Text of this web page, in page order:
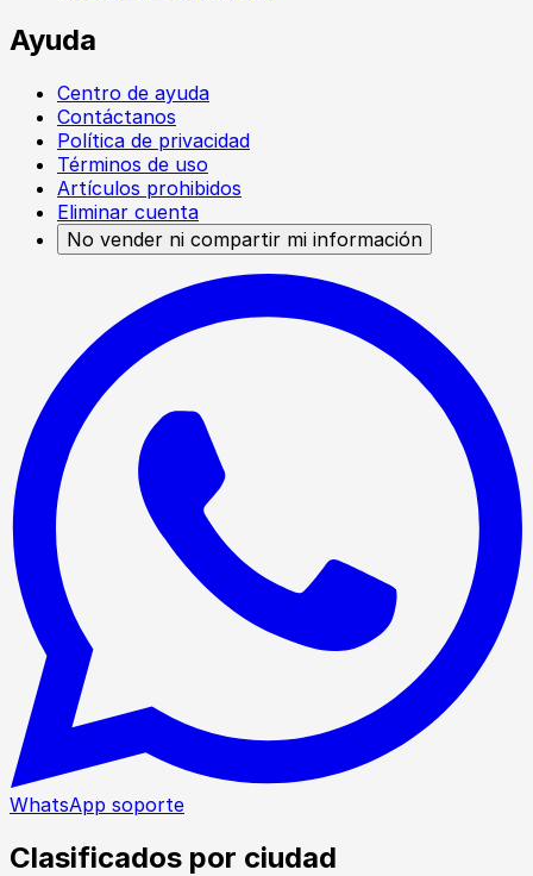
Ayuda
Centro de ayuda
Contáctanos
Política de privacidad
Términos de uso
Artículos prohibidos
Eliminar cuenta
No vender ni compartir mi información
WhatsApp soporte
Clasificados por ciudad